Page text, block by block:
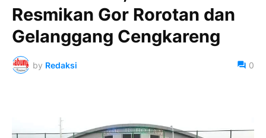
Resmikan Gor Rorotan dan
Gelanggang Cengkareng
by Redaksi 0